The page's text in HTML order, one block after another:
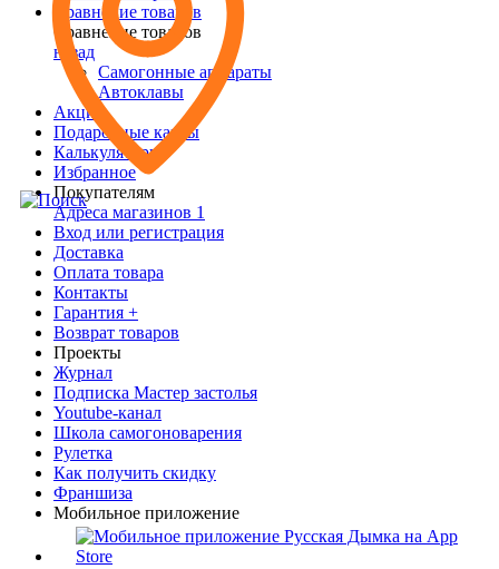
Сравнение товаров
Сравнение товаров
назад
Самогонные аппараты
Автоклавы
Акции
Подарочные карты
Калькуляторы
Избранное
Покупателям
Адреса магазинов 1
Вход или регистрация
Доставка
Оплата товара
Контакты
Гарантия +
Возврат товаров
Проекты
Журнал
Подписка Мастер застолья
Youtube-канал
Школа самогоноварения
Рулетка
Как получить скидку
Франшиза
Мобильное приложение